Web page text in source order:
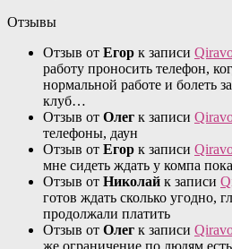
Отзывы
Отзыв от Егор к записи
работу проносить телефон,
нормальной работе и болеть
клуб…
Отзыв от Олег к записи
телефоны, даун
Отзыв от Егор к записи
мне сидеть ждать у компа
Отзыв от Николай к записи
готов ждать сколько угодно,
продолжали платить
Отзыв от Олег к записи
же ограничение по людям